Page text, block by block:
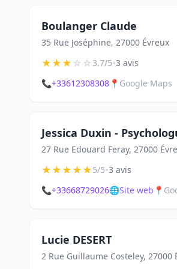
Boulanger Claude
35 Rue Joséphine, 27000 Évreux
★★★☆☆3.7/5•3 avis
📞+33612308308 📍 Google Maps
Jessica Duxin -
27 Rue Edouard Feray, 27000
★★★★★5/5•3 avis
📞+33668729026🌐Site web 📍
Lucie DESERT
2 Rue Guillaume Costeley, 27000